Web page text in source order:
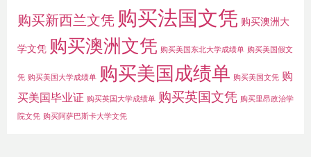
购买新西兰文凭 购买法国文凭 购买澳洲大
学文凭 购买澳洲文凭 购买美国东北大学成绩单 购买美国假文
凭 购买美国大学成绩单 购买美国成绩单 购买美国文凭 购
买美国毕业证 购买英国大学成绩单 购买英国文凭 购买里昂政治学
院文凭 购买阿萨巴斯卡大学文凭